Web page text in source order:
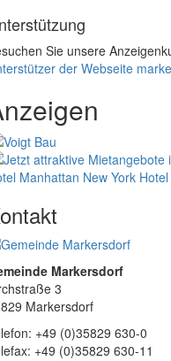
Sie unsere
der Webseite
Manhattan New York
Markersdorf
3
Markersdorf
+49 (0)35829 630-0
+49 (0)35829 630-11